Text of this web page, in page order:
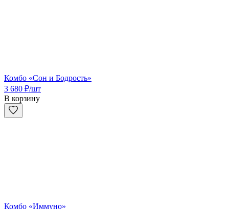
Комбо «Сон и Бодрость»
3 680 ₽/шт
В корзину
Комбо «Иммуно»